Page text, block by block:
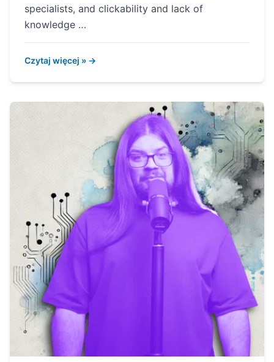
specialists, and clickability and lack of
knowledge …
Czytaj więcej » →